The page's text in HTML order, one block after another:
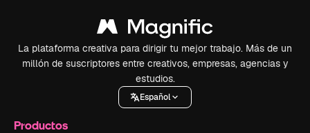
La plataforma creativa para dirigir tu mejor trabajo. Más de un
millón de suscriptores entre creativos, empresas, agencias y
estudios.
Español
Productos